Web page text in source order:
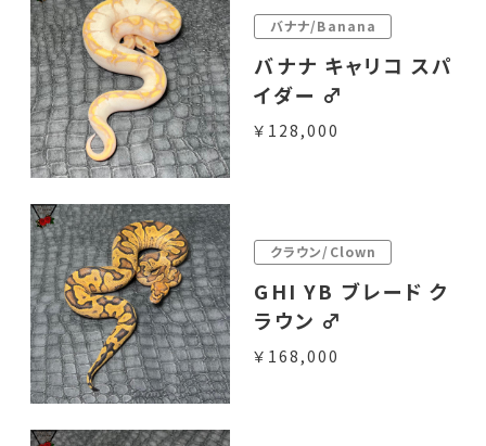
バナナ/Banana
バナナ キャリコ スパ
イダー ♂
￥128,000
クラウン/Clown
GHI YB ブレード ク
ラウン ♂
￥168,000